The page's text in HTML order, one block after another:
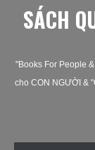
SÁCH
"Books For People
cho CON NGƯỜI &